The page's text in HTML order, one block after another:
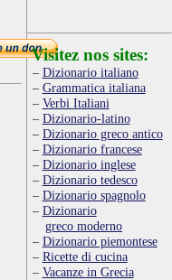
Visitez nos sites:
Dizionario italiano
Grammatica italiana
Verbi Italiani
Dizionario-latino
Dizionario greco antico
Dizionario francese
Dizionario inglese
Dizionario tedesco
Dizionario spagnolo
Dizionario
greco moderno
Dizionario piemontese
Ricette di cucina
Vacanze in Grecia